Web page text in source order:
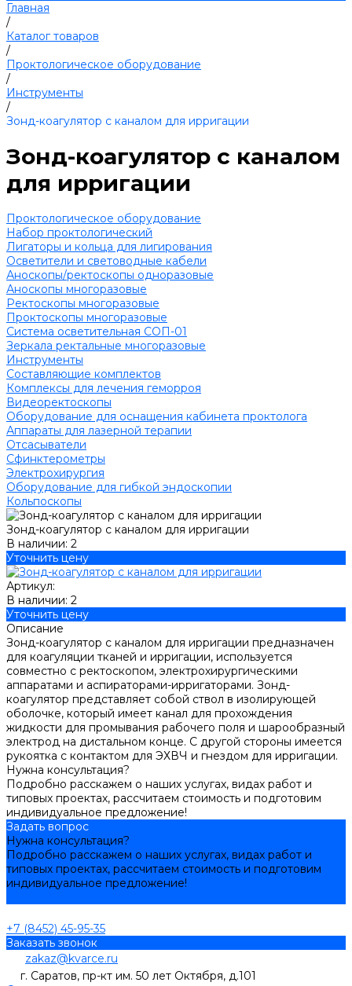
Главная
/
Каталог товаров
/
Проктологическое оборудование
/
Инструменты
/
Зонд-коагулятор с каналом для ирригации
Зонд-коагулятор с каналом
для ирригации
Проктологическое оборудование
Набор проктологический
Лигаторы и кольца для лигирования
Осветители и световодные кабели
Аноскопы/ректоскопы одноразовые
Аноскопы многоразовые
Ректоскопы многоразовые
Проктоскопы многоразовые
Система осветительная СОП-01
Зеркала ректальные многоразовые
Инструменты
Составляющие комплектов
Комплексы для лечения геморроя
Видеоректоскопы
Оборудование для оснащения кабинета проктолога
Аппараты для лазерной терапии
Отсасыватели
Сфинктерометры
Электрохирургия
Оборудование для гибкой эндоскопии
Кольпоскопы
Зонд-коагулятор с каналом для ирригации
В наличии: 2
Уточнить цену
Артикул:
В наличии: 2
Уточнить цену
Описание
Зонд-коагулятор с каналом для ирригации предназначен
для коагуляции тканей и ирригации, используется
совместно с ректоскопом, электрохирургическими
аппаратами и аспираторами-ирригаторами. Зонд-
коагулятор представляет собой ствол в изолирующей
оболочке, который имеет канал для прохождения
жидкости для промывания рабочего поля и шарообразный
электрод на дистальном конце. С другой стороны имеется
рукоятка с контактом для ЭХВЧ и гнездом для ирригации.
Нужна консультация?
Подробно расскажем о наших услугах, видах работ и
типовых проектах, рассчитаем стоимость и подготовим
индивидуальное предложение!
Задать вопрос
Нужна консультация?
Подробно расскажем о наших услугах, видах работ и
типовых проектах, рассчитаем стоимость и подготовим
индивидуальное предложение!
+7 (8452) 45-95-35
Заказать звонок
zakaz@kvarce.ru
г. Саратов, пр-кт им. 50 лет Октября, д.101